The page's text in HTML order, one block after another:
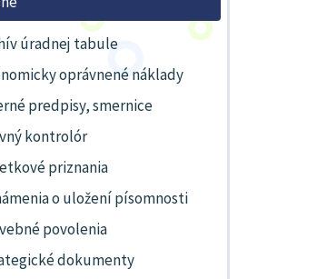
úradnej tabule
oprávnené náklady
predpisy, smernice
kontrolór
priznania
o uložení písomnosti
povolenia
dokumenty